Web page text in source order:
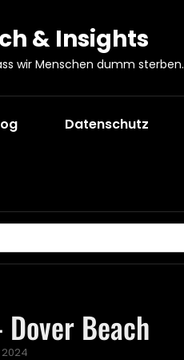
& Insights
wir Menschen dumm sterben.
Datenschutz
Beach